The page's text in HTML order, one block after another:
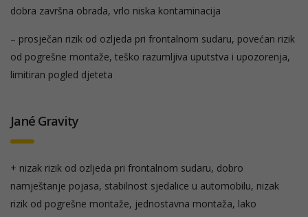
dobra završna obrada, vrlo niska kontaminacija
– prosječan rizik od ozljeda pri frontalnom sudaru, povećan rizik
od pogrešne montaže, teško razumljiva uputstva i upozorenja,
limitiran pogled djeteta
Jané Gravity
+ nizak rizik od ozljeda pri frontalnom sudaru, dobro
namještanje pojasa, stabilnost sjedalice u automobilu, nizak
rizik od pogrešne montaže, jednostavna montaža, lako